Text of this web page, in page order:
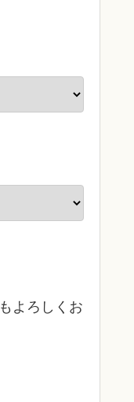
もよろしくお